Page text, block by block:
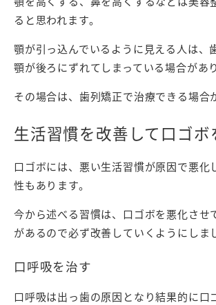
ると思われます。
顎が引っ込んでいるように見える人は、
顎が後ろにずれてしまっている場合があ
その場合は、歯列矯正で治療できる場合
生活習慣を改善して口ゴボ
口ゴボには、悪い生活習慣が原因で悪化
性もあります。
今から述べる習慣は、口ゴボを悪化させ
があるので必ず改善していくようにしま
口呼吸を治す
口呼吸は出っ歯の原因となり結果的に口